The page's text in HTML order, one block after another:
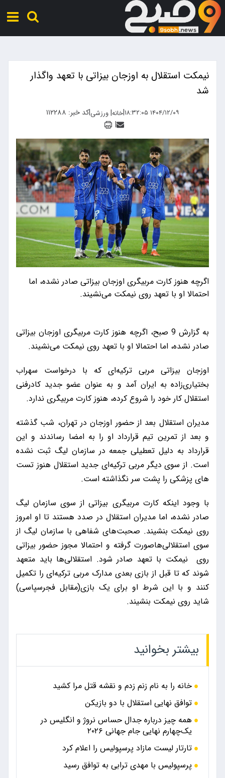
نیمکت استقلال به اوزجان بیزاتی با تعهد واگذار
شد
۱۴۰۴/۱۲/۰۹ ۱۸:۳۲:۰۵ |خانه|ورزشی|کد خبر: ۱۱۲۲۸۸
|
اگرچه هنوز کارت مربیگری اوزجان بیزاتی صادر نشده، اما
احتمالا او با تعهد روی نیمکت می‌نشیند.
به گزارش 9 صبح، اگرچه هنوز کارت مربیگری اوزجان بیزاتی
صادر نشده، اما احتمالا او با تعهد روی نیمکت می‌نشیند.
اوزجان بیزاتی مربی ترکیه‌ای که با درخواست سهراب
بختیاری‌زاده به ایران آمد و به عنوان عضو جدید کادرفنی
استقلال کار خود را شروع کرده، هنوز کارت مربیگری ندارد.
مدیران استقلال بعد از حضور اوزجان در تهران، شب گذشته
و بعد از تمرین تیم قرارداد او را به امضا رساندند و این
قرارداد به دلیل تعطیلی جمعه در سازمان لیگ ثبت نشده
است. از سوی دیگر مربی ترکیه‌ای جدید استقلال هنوز تست
های پزشکی را پشت سر نگذاشته است.
با وجود اینکه کارت مربیگری بیزاتی از سوی سازمان لیگ
صادر نشده، اما مدیران استقلال در صدد هستند تا او امروز
روی نیمکت بنشیند. صحبت‌های شفاهی با سازمان لیگ از
سوی استقلالی‌هاصورت گرفته و احتمالا مجوز حضور بیزاتی
روی نیمکت با تعهد صادر شود. استقلالی‌ها باید متعهد
شوند که تا قبل از بازی بعدی مدارک مربی ترکیه‌ای را تکمیل
کنند و با این شرط او برای یک بازی(مقابل فجرسپاسی)
شاید روی نیمکت بنشیند.
بیشتر بخوانید
خانه را به نام زنم زدم و نقشه قتل مرا کشید
توافق نهایی استقلال با دو بازیکن
همه چیز درباره جدال حساس نروژ و انگلیس در
یک‌چهارم نهایی جام جهانی ۲۰۲۶
تارتار لیست مازاد پرسپولیس را اعلام کرد
پرسپولیس با مهدی ترابی به توافق رسید